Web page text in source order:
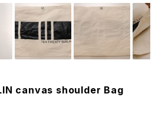
canvas shoulder Bag